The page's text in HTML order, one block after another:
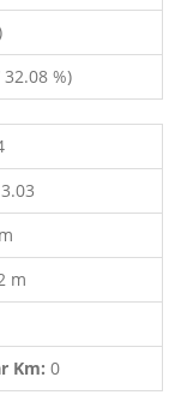
%)
m
Km: 0